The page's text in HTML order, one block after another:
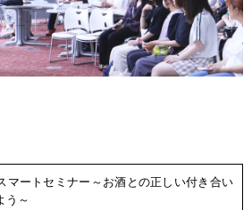
マートセミナー～お酒との正しい付き合い
う～